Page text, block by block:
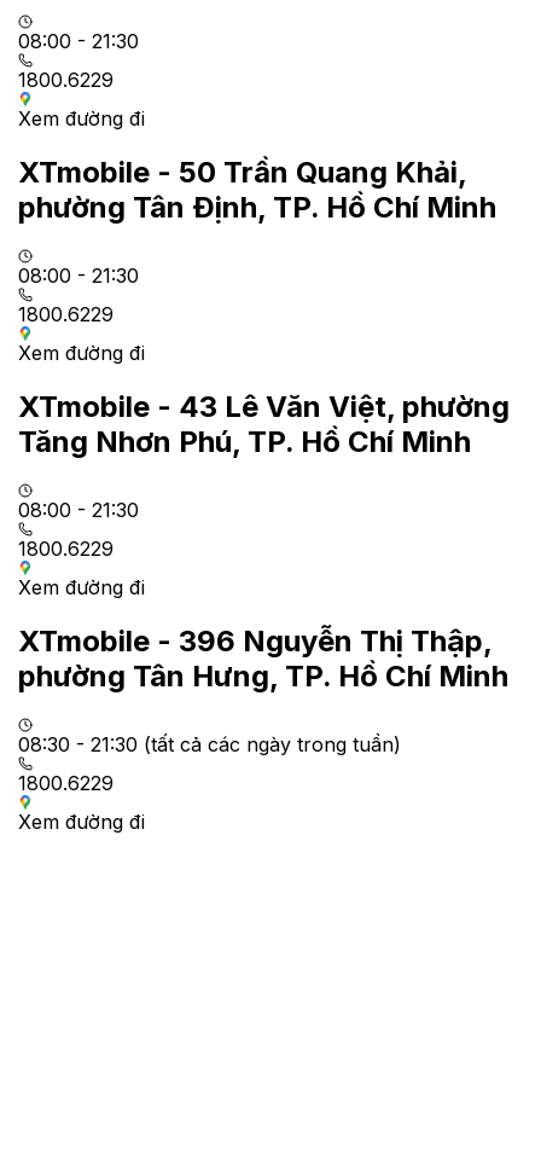
08:00 - 21:30
1800.6229
Xem đường đi
XTmobile - 50 Trần Quang Khải,
phường Tân Định, TP. Hồ Chí Minh
08:00 - 21:30
1800.6229
Xem đường đi
XTmobile - 43 Lê Văn Việt, phường
Tăng Nhơn Phú, TP. Hồ Chí Minh
08:00 - 21:30
1800.6229
Xem đường đi
XTmobile - 396 Nguyễn Thị Thập,
phường Tân Hưng, TP. Hồ Chí Minh
08:30 - 21:30 (tất cả các ngày trong tuần)
1800.6229
Xem đường đi